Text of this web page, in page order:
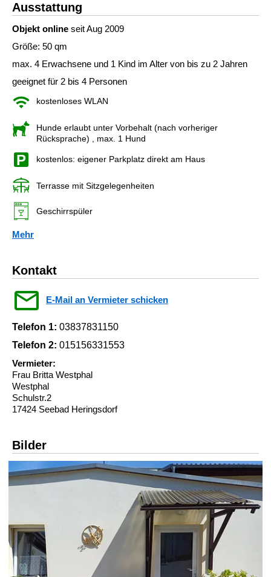
Ausstattung
Objekt online seit Aug 2009
Größe: 50 qm
max. 4 Erwachsene und 1 Kind im Alter von bis zu 2 Jahren
geeignet für 2 bis 4 Personen
kostenloses WLAN
Hunde erlaubt unter Vorbehalt (nach vorheriger
Rücksprache) , max. 1 Hund
kostenlos: eigener Parkplatz direkt am Haus
Terrasse mit Sitzgelegenheiten
Geschirrspüler
Mehr
Kontakt
E-Mail an Vermieter schicken
Telefon 1: 03837831150
Telefon 2: 015156331553
Vermieter:
Frau Britta Westphal
Westphal
Schulstr.2
17424 Seebad Heringsdorf
Bilder